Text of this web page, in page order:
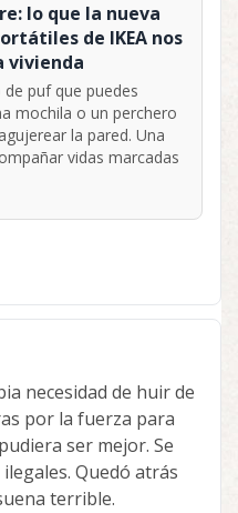
lo que la nueva
de IKEA nos
vivienda
puf que puedes
mochila o un perchero
la pared. Una
vidas marcadas
necesidad de huir de
por la fuerza para
ser mejor. Se
Quedó atrás
terrible.